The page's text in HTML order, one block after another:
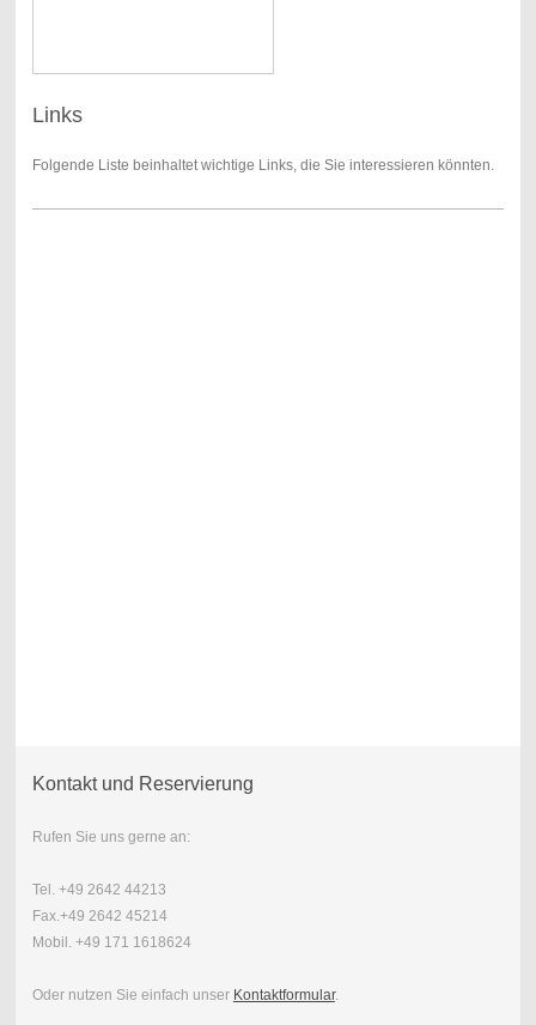
Links
Folgende Liste beinhaltet wichtige Links, die Sie interessieren könnten.
Kontakt und Reservierung
Rufen Sie uns gerne an:
Tel. +49 2642 44213
Fax.+49 2642 45214
Mobil. +49 171 1618624
Oder nutzen Sie einfach unser Kontaktformular.